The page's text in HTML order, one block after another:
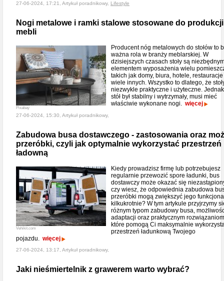
27-06-2024, 17:21, Artykuł poradnikowy, Lifestyle
Nogi metalowe i ramki stalowe stosowane do produkcji
mebli
Pixabay
Producent nóg metalowych do stołów to
ważna rola w branży meblarskiej. W
dzisiejszych czasach stoły są
elementem wyposażenia wielu
takich jak domy, biura, hotele, restauracje
wiele innych. Wszystko to dlatego, że
niezwykle praktyczne i użyteczne.
stół był stabilny i wytrzymały, musi mieć
właściwie wykonane nogi. więcej
27-06-2024, 15:30, Artykuł poradnikowy,
Zabudowa busa dostawczego - zastosowania oraz
przeróbki, czyli jak optymalnie wykorzystać przestrzeń
ładowną
Vehikit.com
Kiedy prowadzisz firmę lub potrzebujesz
regularnie przewozić spore ładunki, bus
dostawczy może okazać się
czy wiesz, że odpowiednia zabudowa
przeróbki mogą zwiększyć jego
kilkukrotnie? W tym artykule przyjrzymy
różnym typom zabudowy busa,
adaptacji oraz praktycznym
które pomogą Ci maksymalnie
przestrzeń ładunkową Twojego
pojazdu. więcej
27-06-2024, 13:17, Artykuł poradnikowy,
Jaki nieśmiertelnik z grawerem warto wybrać?